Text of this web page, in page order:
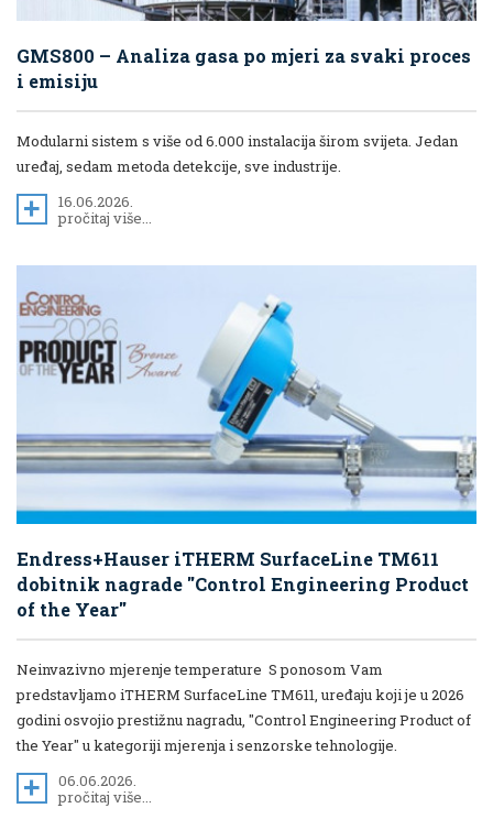
GMS800 – Analiza gasa po mjeri za svaki proces
i emisiju
Modularni sistem s više od 6.000 instalacija širom svijeta. Jedan
uređaj, sedam metoda detekcije, sve industrije.
16.06.2026.
pročitaj više...
Endress+Hauser iTHERM SurfaceLine TM611
dobitnik nagrade "Control Engineering Product
of the Year"
Neinvazivno mjerenje temperature S ponosom Vam
predstavljamo iTHERM SurfaceLine TM611, uređaju koji je u 2026
godini osvojio prestižnu nagradu, "Control Engineering Product of
the Year" u kategoriji mjerenja i senzorske tehnologije.
06.06.2026.
pročitaj više...